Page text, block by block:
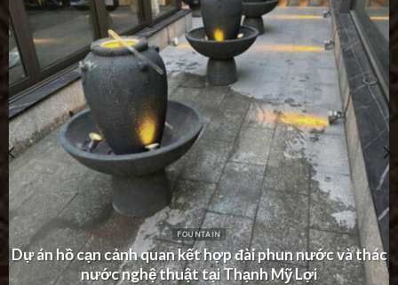
FOUNTAIN
Dự án thác nước tường hiện đại tại Khu Dân Cư Hà Đô
Villa